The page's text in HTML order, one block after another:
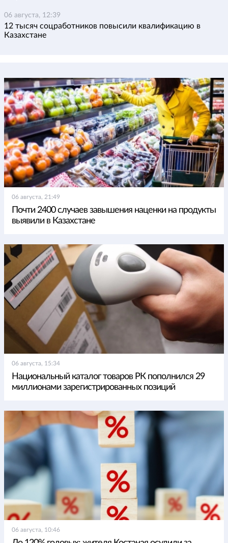
06 августа, 12:39
12 тысяч соцработников повысили квалификацию в
Казахстане
06 августа, 21:49
Почти 2400 случаев завышения наценки на продукты
выявили в Казахстане
06 августа, 15:34
Национальный каталог товаров РК пополнился 29
миллионами зарегистрированных позиций
06 августа, 10:46